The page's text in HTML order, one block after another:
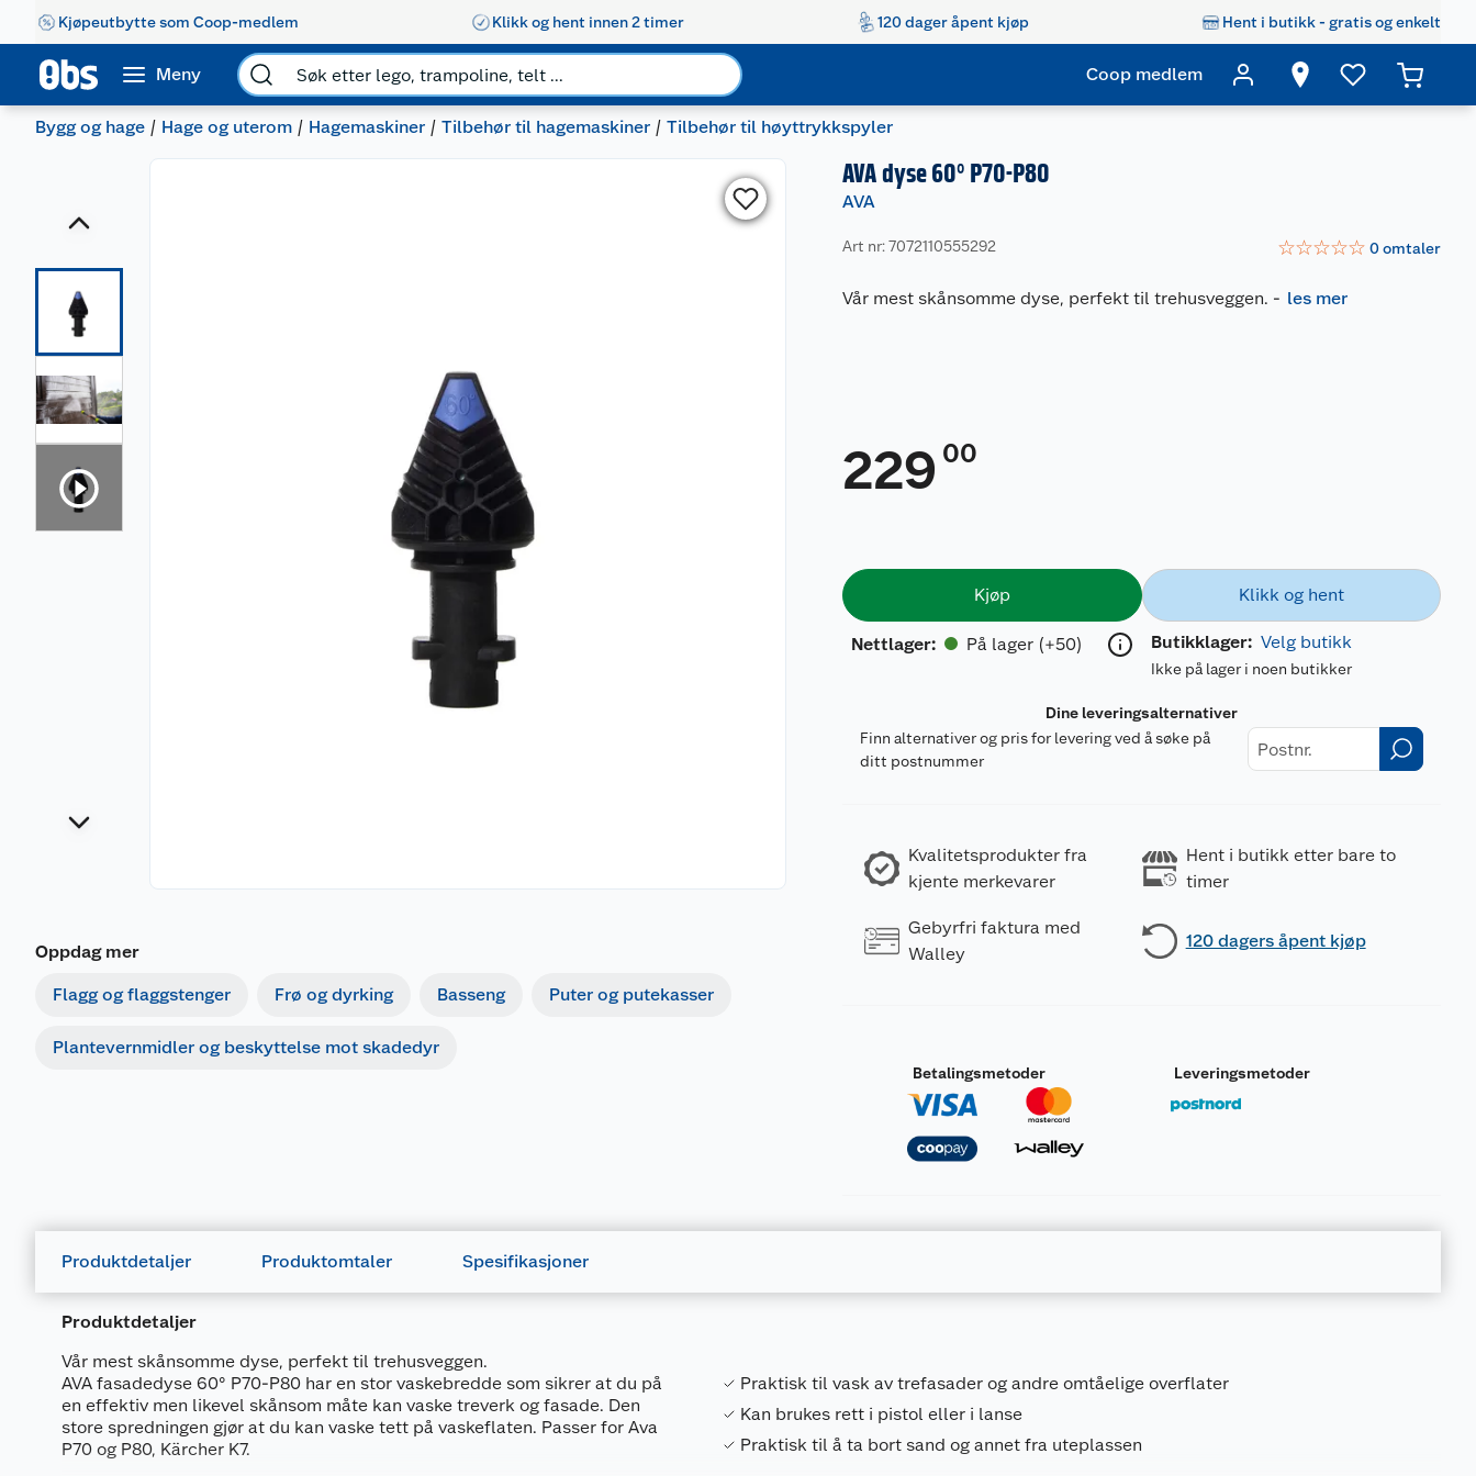
Kjøpeutbytte som Coop-medlem Klikk og hent innen 2 timer 120 dager åpent kjøp Hent i butikk - gratis og enkelt
Meny Coop medlem
Bygg og hage Hage og uterom Hagemaskiner Tilbehør til hagemaskiner Tilbehør til høyttrykkspyler
Oppdag mer
Flagg og flaggstenger Frø og dyrking Basseng Puter og putekasser
Plantevernmidler og beskyttelse mot skadedyr
AVA dyse 60° P70-P80
AVA
Art nr: 7072110555292 ☆☆☆☆☆ 0omtaler
Vår mest skånsomme dyse, perfekt til trehusveggen. - les mer
229 00
Kjøp
Nettlager: På lager (+50)
Klikk og hent
Butikklager: Velg butikk
Ikke på lager i noen butikker
Dine leveringsalternativer
Finn alternativer og pris for levering ved å søke på
ditt postnummer
Kvalitetsprodukter fra
kjente merkevarer
Hent i butikk etter bare to
timer
Gebyrfri faktura med
Walley
120 dagers åpent kjøp
Betalingsmetoder Leveringsmetoder
Produktdetaljer Produktomtaler Spesifikasjoner
Produktdetaljer
Vår mest skånsomme dyse, perfekt til trehusveggen.
AVA fasadedyse 60° P70-P80 har en stor vaskebredde som sikrer at du på
en effektiv men likevel skånsom måte kan vaske treverk og fasade. Den
store spredningen gjør at du kan vaske tett på vaskeflaten. Passer for Ava
P70 og P80, Kärcher K7.
Praktisk til vask av trefasader og andre omtåelige overflater
Kan brukes rett i pistol eller i lanse
Praktisk til å ta bort sand og annet fra uteplassen